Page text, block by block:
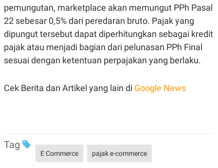
pemungutan, marketplace akan memungut PPh Pasal
22 sebesar 0,5% dari peredaran bruto. Pajak yang
dipungut tersebut dapat diperhitungkan sebagai kredit
pajak atau menjadi bagian dari pelunasan PPh Final
sesuai dengan ketentuan perpajakan yang berlaku.
Cek Berita dan Artikel yang lain di Google News
Tag
E Commerce pajak e-commerce